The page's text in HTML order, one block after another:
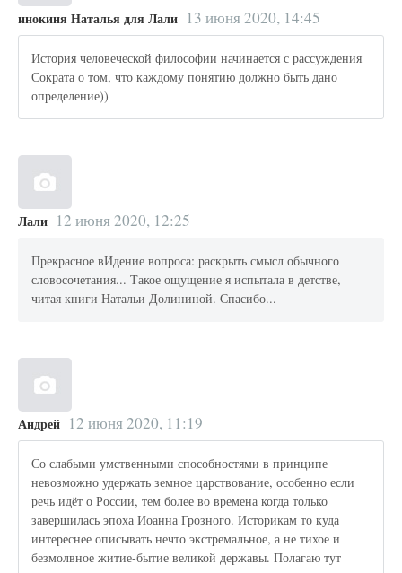
инокиня Наталья для Лали 13 июня 2020, 14:45
История человеческой философии начинается с рассуждения
Сократа о том, что каждому понятию должно быть дано
определение))
Лали 12 июня 2020, 12:25
Прекрасное вИдение вопроса: раскрыть смысл обычного
словосочетания... Такое ощущение я испытала в детстве,
читая книги Натальи Долининой. Спасибо...
Андрей 12 июня 2020, 11:19
Со слабыми умственными способностями в принципе
невозможно удержать земное царствование, особенно если
речь идёт о России, тем более во времена когда только
завершилась эпоха Иоанна Грозного. Историкам то куда
интереснее описывать нечто экстремальное, а не тихое и
безмолвное житие-бытие великой державы. Полагаю тут